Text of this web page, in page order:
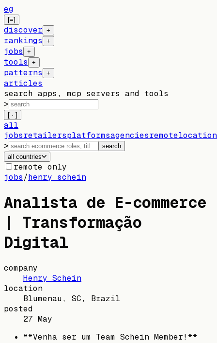
eg
[=]
discover +
rankings +
jobs +
tools +
patterns +
articles
search apps, mcp servers and tools
>
[ · ]
all
jobsretailersplatformsagenciesremote
>
search
all countries
remote only
jobs/henry schein
Analista de E-commerce
| Transformação
Digital
company
Henry Schein
location
Blumenau, SC, Brazil
posted
27 May
**Venha ser um Team Schein Member!**